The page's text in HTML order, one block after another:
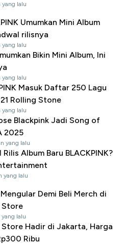
yang lalu
Umumkan Mini Album
rilisnya
yang lalu
Bikin Mini Album, Ini
yang lalu
Masuk Daftar 250 Lagu
Rolling Stone
yang lalu
Blackpink Jadi Song of
2025
yang lalu
Album Baru BLACKPINK?
yang lalu
Demi Beli Merch di
Store
yang lalu
Store Hadir di Jakarta, Harga
Ribu